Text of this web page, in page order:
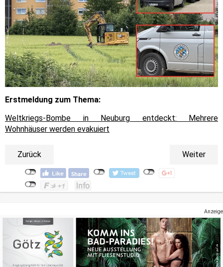
Erstmeldung zum Thema:
Weltkriegs-Bombe in Neuburg entdeckt: Mehrere
Wohnhäuser werden evakuiert
Zurück Weiter
Anzeige